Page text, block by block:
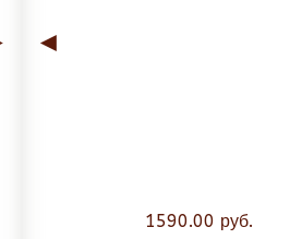
◄
1590.00 руб.